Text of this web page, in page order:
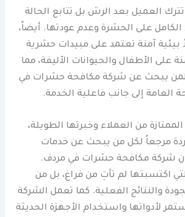
تترك العميل بعد الرش بل تتابع الحالة
الكامل على الحشرة وعدم عودتها. أيضاً،
بيئية آمنة تعتمد على مبيدات حشرية
على الأطفال والحيوانات الأليفة، مما
يبحث عن شركة مكافحة حشرات في
العامة إلى جانب فاعلية الخدمة.
من العملاء وخبرتها الطويلة،
مرجعاً لكل من يبحث عن خدمات
شركة مكافحة حشرات في مردف.
اكتسبتها لم تأتِ من فراغ، بل من
والنتائج الفعلية. كما تعمل الشركة
لأدواتها واستخدام الأجهزة الحديثة